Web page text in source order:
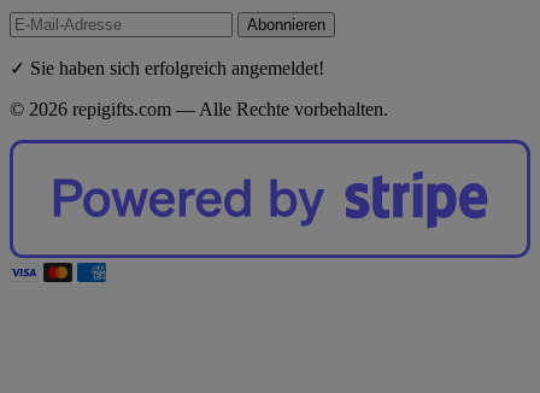
Abonnieren
✓ Sie haben sich erfolgreich angemeldet!
© 2026 repigifts.com — Alle Rechte vorbehalten.